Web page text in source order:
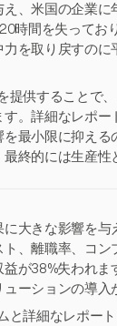
、米国の企業
時間を失ってお
を取り戻すの
提供することで
。詳細なレポー
最小限に抑える
終的には生産性
大きな影響を
、離職率、コン
益が38%失われ
ーションの導入
と詳細なレポー